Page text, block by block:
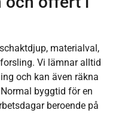
materialval,
Vi lämnar alltid
och kan även räkna
byggtid för en
beroende på